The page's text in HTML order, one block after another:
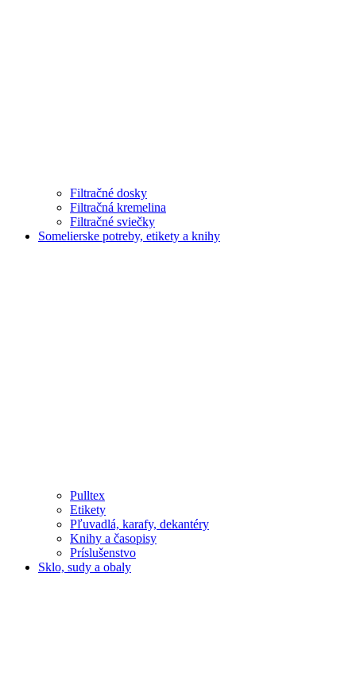
Filtračné dosky
Filtračná kremelina
Filtračné sviečky
Somelierske potreby, etikety a knihy
Pulltex
Etikety
Pľuvadlá, karafy, dekantéry
Knihy a časopisy
Príslušenstvo
Sklo, sudy a obaly